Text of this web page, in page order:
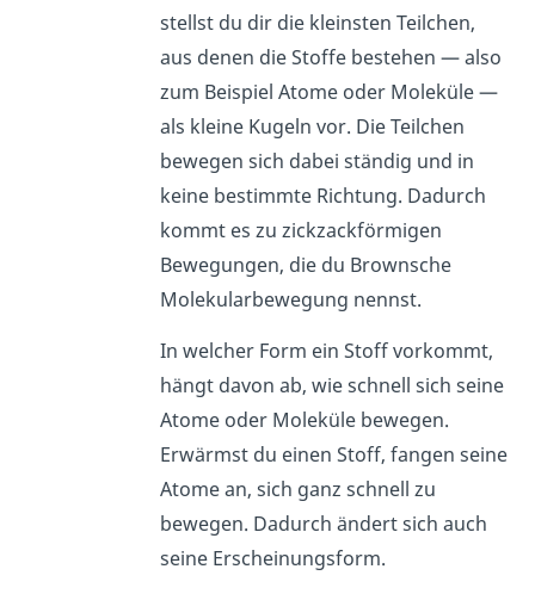
stellst du dir die kleinsten Teilchen,
aus denen die Stoffe bestehen — also
zum Beispiel Atome oder Moleküle —
als kleine Kugeln vor. Die Teilchen
bewegen sich dabei ständig und in
keine bestimmte Richtung. Dadurch
kommt es zu zickzackförmigen
Bewegungen, die du Brownsche
Molekularbewegung nennst.
In welcher Form ein Stoff vorkommt,
hängt davon ab, wie schnell sich seine
Atome oder Moleküle bewegen.
Erwärmst du einen Stoff, fangen seine
Atome an, sich ganz schnell zu
bewegen. Dadurch ändert sich auch
seine Erscheinungsform.